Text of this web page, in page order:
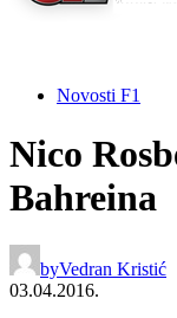
Novosti F1
Nico
Bahreina
byVedran Kristić
03.04.2016.